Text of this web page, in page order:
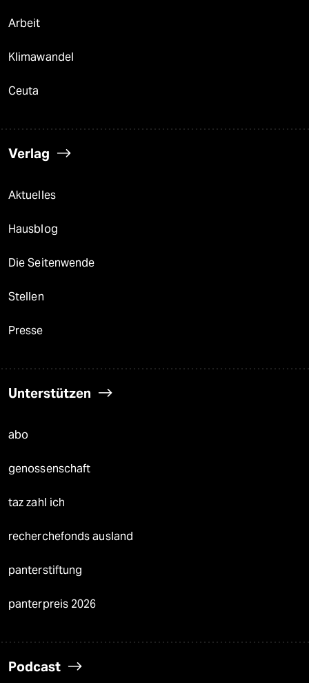
Arbeit
Klimawandel
Ceuta
Verlag
Aktuelles
Hausblog
Die Seitenwende
Stellen
Presse
Unterstützen
abo
genossenschaft
taz zahl ich
recherchefonds ausland
panterstiftung
panterpreis 2026
Podcast